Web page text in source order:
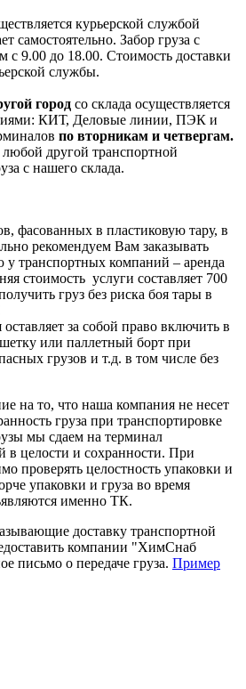
курьерской службой
самостоятельно. Забор груза с
с 9.00 до 18.00. Стоимость доставки
службы.
город со склада осуществляется
КИТ, Деловые линии, ПЭК и
по вторникам и четвергам.
другой транспортной
с нашего склада.
фасованных в пластиковую тару, в
рекомендуем Вам заказывать
транспортных компаний – аренда
стоимость услуги составляет 700
груз без риска боя тары в
за собой право включить в
или паллетный борт при
грузов и т.д. в том числе без
на то, что наша компания не несет
груза при транспортировке
мы сдаем на терминал
в целости и сохранности. При
проверять целостность упаковки и
упаковки и груза во время
именно ТК.
доставку транспортной
компании "ХимСнаб
письмо о передаче груза. Пример